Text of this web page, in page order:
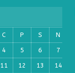
C P S N
4 5 6 7
11 12 13 14